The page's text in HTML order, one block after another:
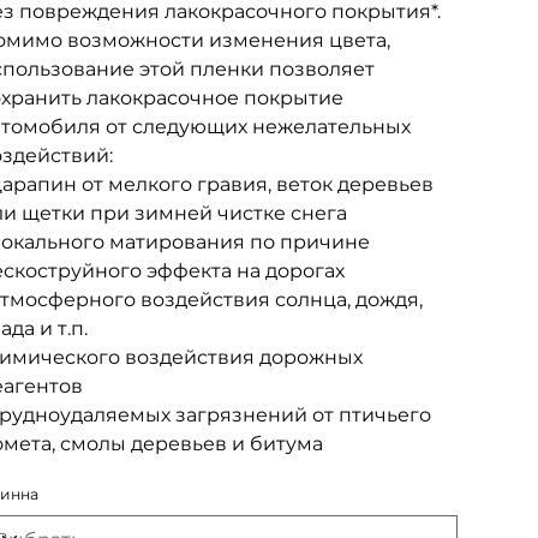
повреждения лакокрасочного покрытия*.
возможности изменения цвета,
этой пленки позволяет
лакокрасочное покрытие
от следующих нежелательных
от мелкого гравия, веток деревьев
щетки при зимней чистке снега
матирования по причине
эффекта на дорогах
воздействия солнца, дождя,
и т.п.
воздействия дорожных
загрязнений от птичьего
смолы деревьев и битума